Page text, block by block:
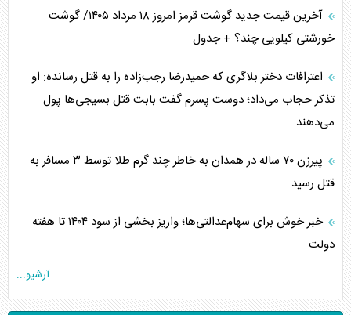
آخرین قیمت جدید گوشت قرمز امروز ۱۸ مرداد ۱۴۰۵/ گوشت
خورشتی کیلویی چند؟ + جدول
اعترافات دختر بلاگری که حمیدرضا رجب‌زاده را به قتل رسانده: او
تذکر حجاب می‌داد؛ دوست پسرم گفت بابت قتل بسیجی‌ها پول
می‌دهند
پیرزن ۷۰ ساله در همدان به خاطر چند گرم طلا توسط ۳ مسافر به
قتل رسید
خبر خوش برای سهام‌عدالتی‌ها؛ واریز بخشی از سود ۱۴۰۴ تا هفته
دولت
آرشیو...